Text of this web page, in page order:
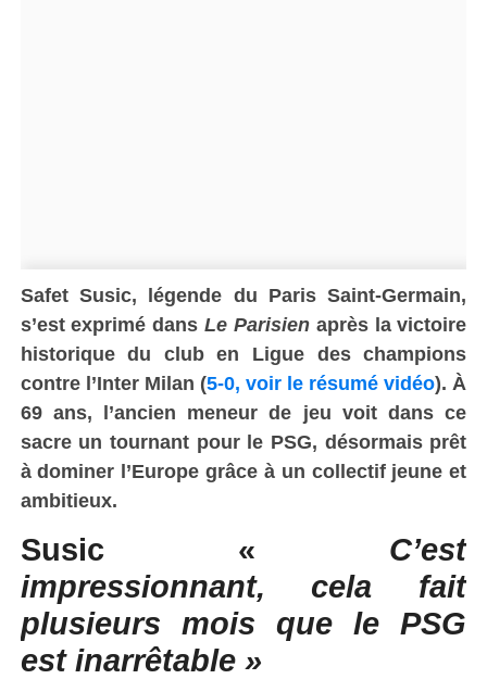
Safet Susic, légende du Paris Saint-Germain,
s’est exprimé dans Le Parisienaprès la victoire
historique du club en Ligue des champions
contre l’Inter Milan (5-0, voir le résumé vidéo). À
69 ans, l’ancien meneur de jeu voit dans ce
sacre un tournant pour le PSG, désormais prêt
à dominer l’Europe grâce à un collectif jeune et
ambitieux.
Susic « C’est
impressionnant, cela fait
plusieurs mois que le PSG
est inarrêtable »